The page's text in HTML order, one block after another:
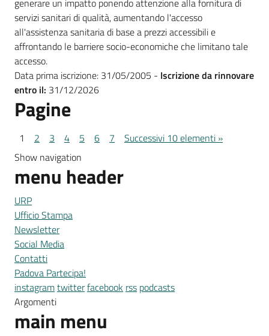
generare un impatto ponendo attenzione alla fornitura di
servizi sanitari di qualità, aumentando l'accesso
all'assistenza sanitaria di base a prezzi accessibili e
affrontando le barriere socio-economiche che limitano tale
accesso.
Data prima iscrizione: 31/05/2005 - Iscrizione da rinnovare
entro il: 31/12/2026
Pagine
1 2 3 4 5 6 7
Successivi 10 elementi »
Show navigation
menu header
URP
Ufficio Stampa
Newsletter
Social Media
Contatti
Padova Partecipa!
instagramtwitterfacebook rss podcasts
Argomenti
main menu